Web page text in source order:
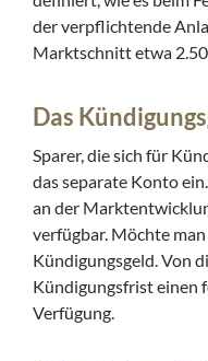
der verpflichtende
Marktschnitt etwa
Das
Sparer, die sich für
das separate Konto
an der
verfügbar. Möchte
Kündigungsgeld. Von
Kündigungsfrist einen
Verfügung.